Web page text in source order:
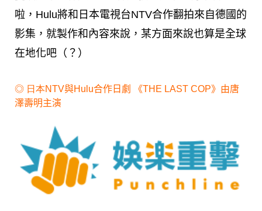
啦，Hulu將和日本電視台NTV合作翻拍來自德國的
影集，就製作和內容來說，某方面來說也算是全球
在地化吧（？）
◎ 日本NTV與Hulu合作日劇 《THE LAST COP》由唐
澤壽明主演